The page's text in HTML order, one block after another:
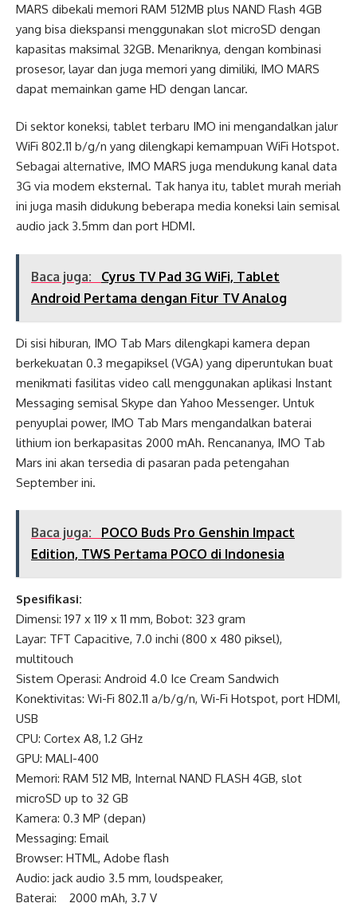
MARS dibekali memori RAM 512MB plus NAND Flash 4GB
yang bisa diekspansi menggunakan slot microSD dengan
kapasitas maksimal 32GB. Menariknya, dengan kombinasi
prosesor, layar dan juga memori yang dimiliki, IMO MARS
dapat memainkan game HD dengan lancar.
Di sektor koneksi, tablet terbaru IMO ini mengandalkan jalur
WiFi 802.11 b/g/n yang dilengkapi kemampuan WiFi Hotspot.
Sebagai alternative, IMO MARS juga mendukung kanal data
3G via modem eksternal. Tak hanya itu, tablet murah meriah
ini juga masih didukung beberapa media koneksi lain semisal
audio jack 3.5mm dan port HDMI.
Baca juga:
Cyrus TV Pad 3G WiFi, Tablet
Android Pertama dengan Fitur TV Analog
Di sisi hiburan, IMO Tab Mars dilengkapi kamera depan
berkekuatan 0.3 megapiksel (VGA) yang diperuntukan buat
menikmati fasilitas video call menggunakan aplikasi Instant
Messaging semisal Skype dan Yahoo Messenger. Untuk
penyuplai power, IMO Tab Mars mengandalkan baterai
lithium ion berkapasitas 2000 mAh. Rencananya, IMO Tab
Mars ini akan tersedia di pasaran pada petengahan
September ini.
Baca juga:
POCO Buds Pro Genshin Impact
Edition, TWS Pertama POCO di Indonesia
Spesifikasi:
Dimensi: 197 x 119 x 11 mm, Bobot: 323 gram
Layar: TFT Capacitive, 7.0 inchi (800 x 480 piksel),
multitouch
Sistem Operasi: Android 4.0 Ice Cream Sandwich
Konektivitas: Wi-Fi 802.11 a/b/g/n, Wi-Fi Hotspot, port HDMI,
USB
CPU: Cortex A8, 1.2 GHz
GPU: MALI-400
Memori: RAM 512 MB, Internal NAND FLASH 4GB, slot
microSD up to 32 GB
Kamera: 0.3 MP (depan)
Messaging: Email
Browser: HTML, Adobe flash
Audio: jack audio 3.5 mm, loudspeaker,
Baterai: 2000 mAh, 3.7 V